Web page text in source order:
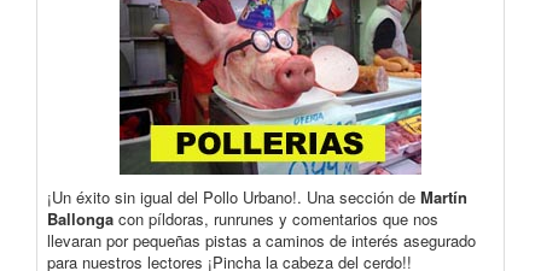
¡Un éxito sin igual del Pollo Urbano!. Una sección de Martín
Ballonga con píldoras, runrunes y comentarios que nos
llevaran por pequeñas pistas a caminos de interés asegurado
para nuestros lectores ¡Pincha la cabeza del cerdo!!